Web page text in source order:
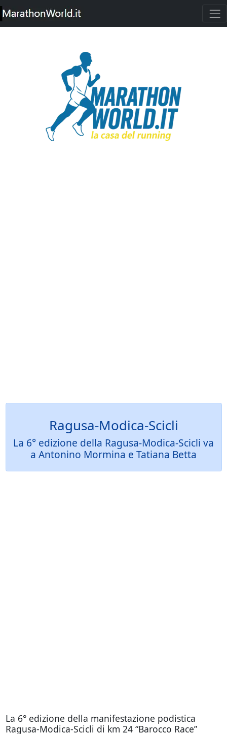
Ragusa-Modica-Scicli
La 6° edizione della Ragusa-Modica-Scicli va
a Antonino Mormina e Tatiana Betta
La 6° edizione della manifestazione podistica
Ragusa-Modica-Scicli di km 24 “Barocco Race”